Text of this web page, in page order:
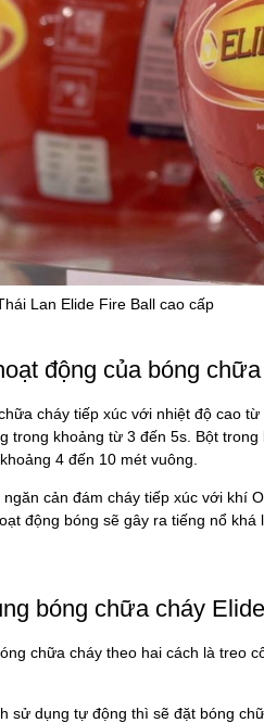
Lan Elide Fire Ball cao cấp
động của bóng
cháy tiếp xúc với nhiệt độ cao
trong khoảng từ 3 đến 5s. Bột
4 đến 10 mét vuông.
ngăn cản đám cháy tiếp xúc với khí
động bóng sẽ gây ra tiếng nổ
bóng chữa cháy
chữa cháy theo hai cách là treo
sử dụng tự động thì sẽ đặt bóng